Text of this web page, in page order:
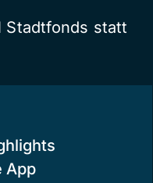
Stadtfonds statt
App